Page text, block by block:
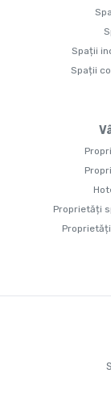
Spații
Spații
Proprietăți